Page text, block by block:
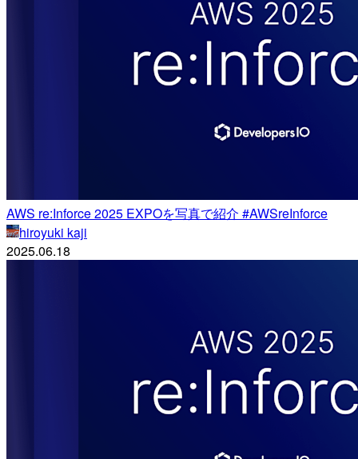
AWS re:Inforce 2025 EXPOを写真で紹介 #AWSreInforce
hiroyuki kaji
2025.06.18